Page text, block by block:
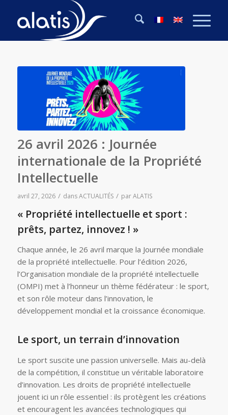
26 avril 2026 : Journée
internationale de la Propriété
Intellectuelle
avril 27, 2026 / dansACTUALITÉS / parALATIS
« Propriété intellectuelle et sport :
prêts, partez, innovez ! »
Chaque année, le 26 avril marque la Journée mondiale
de la propriété intellectuelle. Pour l’édition 2026,
l’Organisation mondiale de la propriété intellectuelle
(OMPI) met à l’honneur un thème fédérateur : le sport,
et son rôle moteur dans l’innovation, le
développement mondial et la croissance économique.
Le sport, un terrain d’innovation
Le sport suscite une passion universelle. Mais au-delà
de la compétition, il constitue un véritable laboratoire
d’innovation. Les droits de propriété intellectuelle
jouent ici un rôle essentiel : ils protègent les créations
et encouragent les avancées technologiques qui